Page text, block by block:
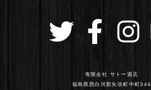
有限会社 サトー酒店
福島県西白河郡矢吹町中町344